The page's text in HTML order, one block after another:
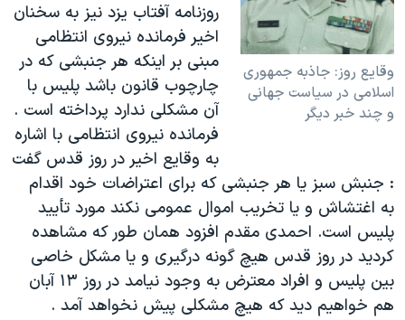
وقايع روز: جاذبه جمهوری
اسلامی در سياست جهانی
و چند خبر ديگر
روزنامه آفتاب يزد نيز به سخنان
اخير فرمانده نيروی انتظامی
مبنی بر اينکه هر جنبشی که در
چارچوب قانون باشد پليس با
آن مشکلی ندارد پرداخته است .
فرمانده نيروی انتظامی با اشاره
به وقايع اخير در روز قدس گفت
: جنبش سبز يا هر جنبشی که برای اعتراضات خود اقدام
به اغتشاش و يا تخريب اموال عمومی نکند مورد تأييد
پليس است. احمدی مقدم افزود همان طور که مشاهده
کرديد در روز قدس هيچ گونه درگيری و يا مشکل خاصی
بين پليس و افراد معترض به وجود نيامد در روز ١٣ آبان
هم خواهيم ديد که هيچ مشکلی پيش نخواهد آمد .